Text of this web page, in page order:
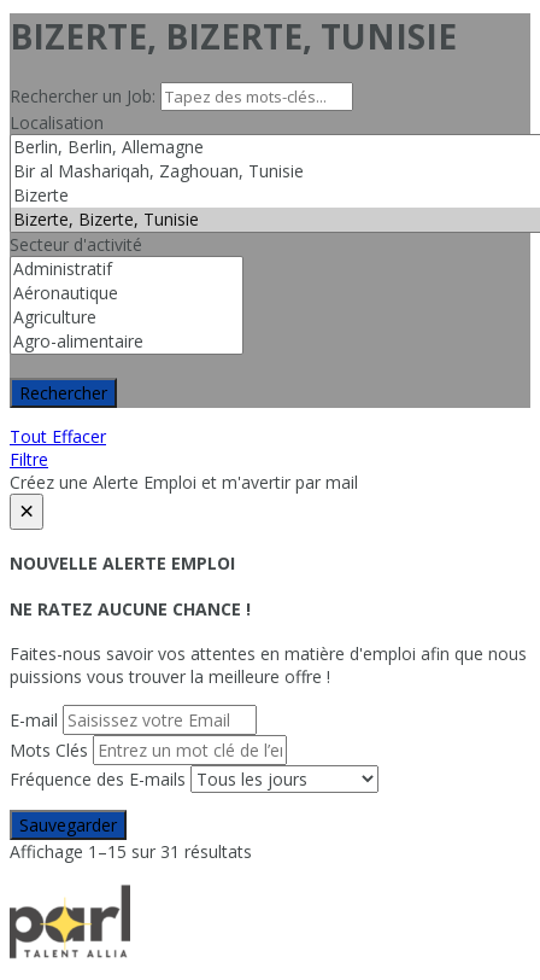
BIZERTE, BIZERTE, TUNISIE
Rechercher un Job:
Localisation
Secteur d'activité
Rechercher
Tout Effacer
Filtre
Créez une Alerte Emploi et m'avertir par mail
×
NOUVELLE ALERTE EMPLOI
NE RATEZ AUCUNE CHANCE !
Faites-nous savoir vos attentes en matière d'emploi afin que nous
puissions vous trouver la meilleure offre !
E-mail
Mots Clés
Fréquence des E-mails
Sauvegarder
Affichage 1–15 sur 31 résultats